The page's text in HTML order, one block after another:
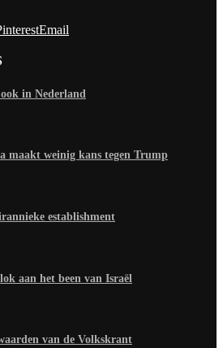
Email
in Nederland
maakt weinig kans tegen Trump
establishment
aan het been van Israël
van de Volkskrant